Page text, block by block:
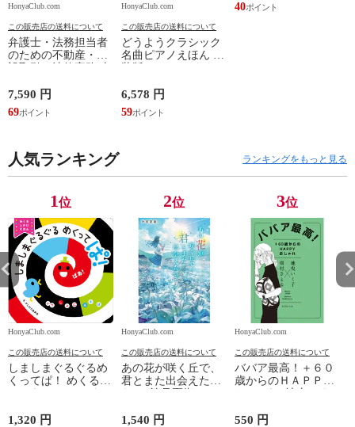
HonyaClub.com
この販売店の送料について
弁護士・法務担当者
のための不動産・建
開発、設計・監理、
建設請負 第２版 /富
田裕 小里佳嵩
7,590 円
69
HonyaClub.com
この販売店の送料について
どうようクラシック
名曲ピアノえほん 新
ワシマミワコ
6,578 円
59
40
人気ランキング ランキングをもっと見る
1位
HonyaClub.com
この販売店の送料について
しましまぐるぐるめ
くってぱ！ めくるし
1,320 円
2位
HonyaClub.com
この販売店の送料について
あの花が咲く丘で、
君とまた出会えた
1,540 円
3位
HonyaClub.com
この販売店の送料について
ババア最高！＋６０
歳からのＨＡＰＰＹ
550 円